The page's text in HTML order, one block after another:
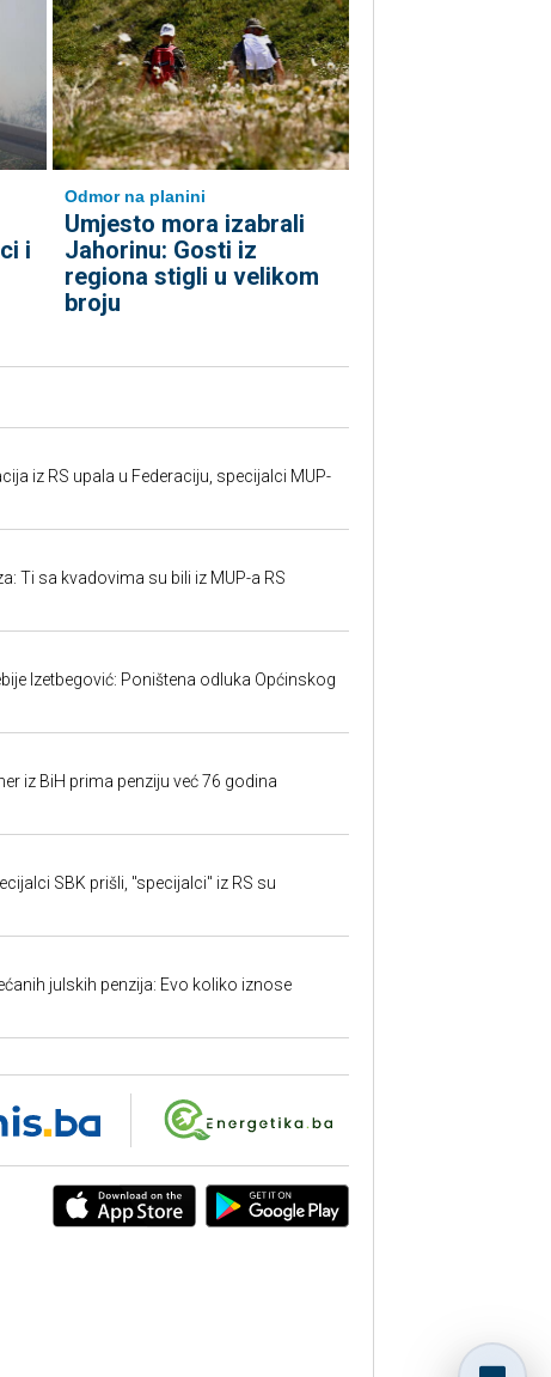
i
Odmor na planini
Umjesto mora izabrali
Jahorinu: Gosti iz
regiona stigli u velikom
broju
iz RS upala u Federaciju, specijalci MUP-
Ti sa kvadovima su bili iz MUP-a RS
Izetbegović: Poništena odluka Općinskog
iz BiH prima penziju već 76 godina
SBK prišli, "specijalci" iz RS su
julskih penzija: Evo koliko iznose